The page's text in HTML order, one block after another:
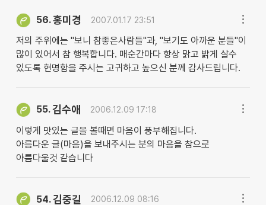
56.홍미경 2007.01.17 23:51
저의 주위에는 "보니 참좋은사람들"과, "보기도 아까운 분들"이
많이 있어서 참 행복합니다. 매순간마다 항상 맑고 밝게 살수
있도록 현명함을 주시는 고귀하고 높으신 분께 감사드립니다.
55.김수애 2006.12.09 17:18
이렇게 맛있는 글을 볼때면 마음이 풍부해집니다.
아름다운 글(마음)을 보내주시는 분의 마음을 참으로
아름다울것 같습니다
54.김중길 2006.12.09 08:16